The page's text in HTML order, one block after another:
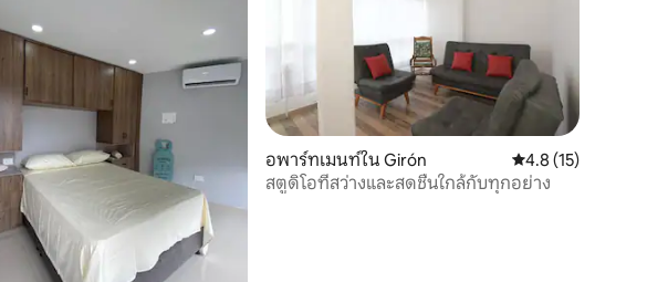
46 รีวิว อพาร์ทเมนท์ใน Girón คะแนนเฉลี่ย 4.8 จาก
4.8 (15)
สตูดิโอที่สว่างและสดชื่นใกล้กับทุกอย่าง